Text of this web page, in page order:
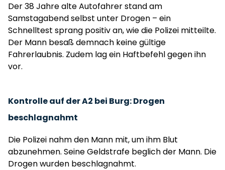
Der 38 Jahre alte Autofahrer stand am
Samstagabend selbst unter Drogen – ein
Schnelltest sprang positiv an, wie die Polizei mitteilte.
Der Mann besaß demnach keine gültige
Fahrerlaubnis. Zudem lag ein Haftbefehl gegen ihn
vor.
Kontrolle auf der A2 bei Burg: Drogen
beschlagnahmt
Die Polizei nahm den Mann mit, um ihm Blut
abzunehmen. Seine Geldstrafe beglich der Mann. Die
Drogen wurden beschlagnahmt.